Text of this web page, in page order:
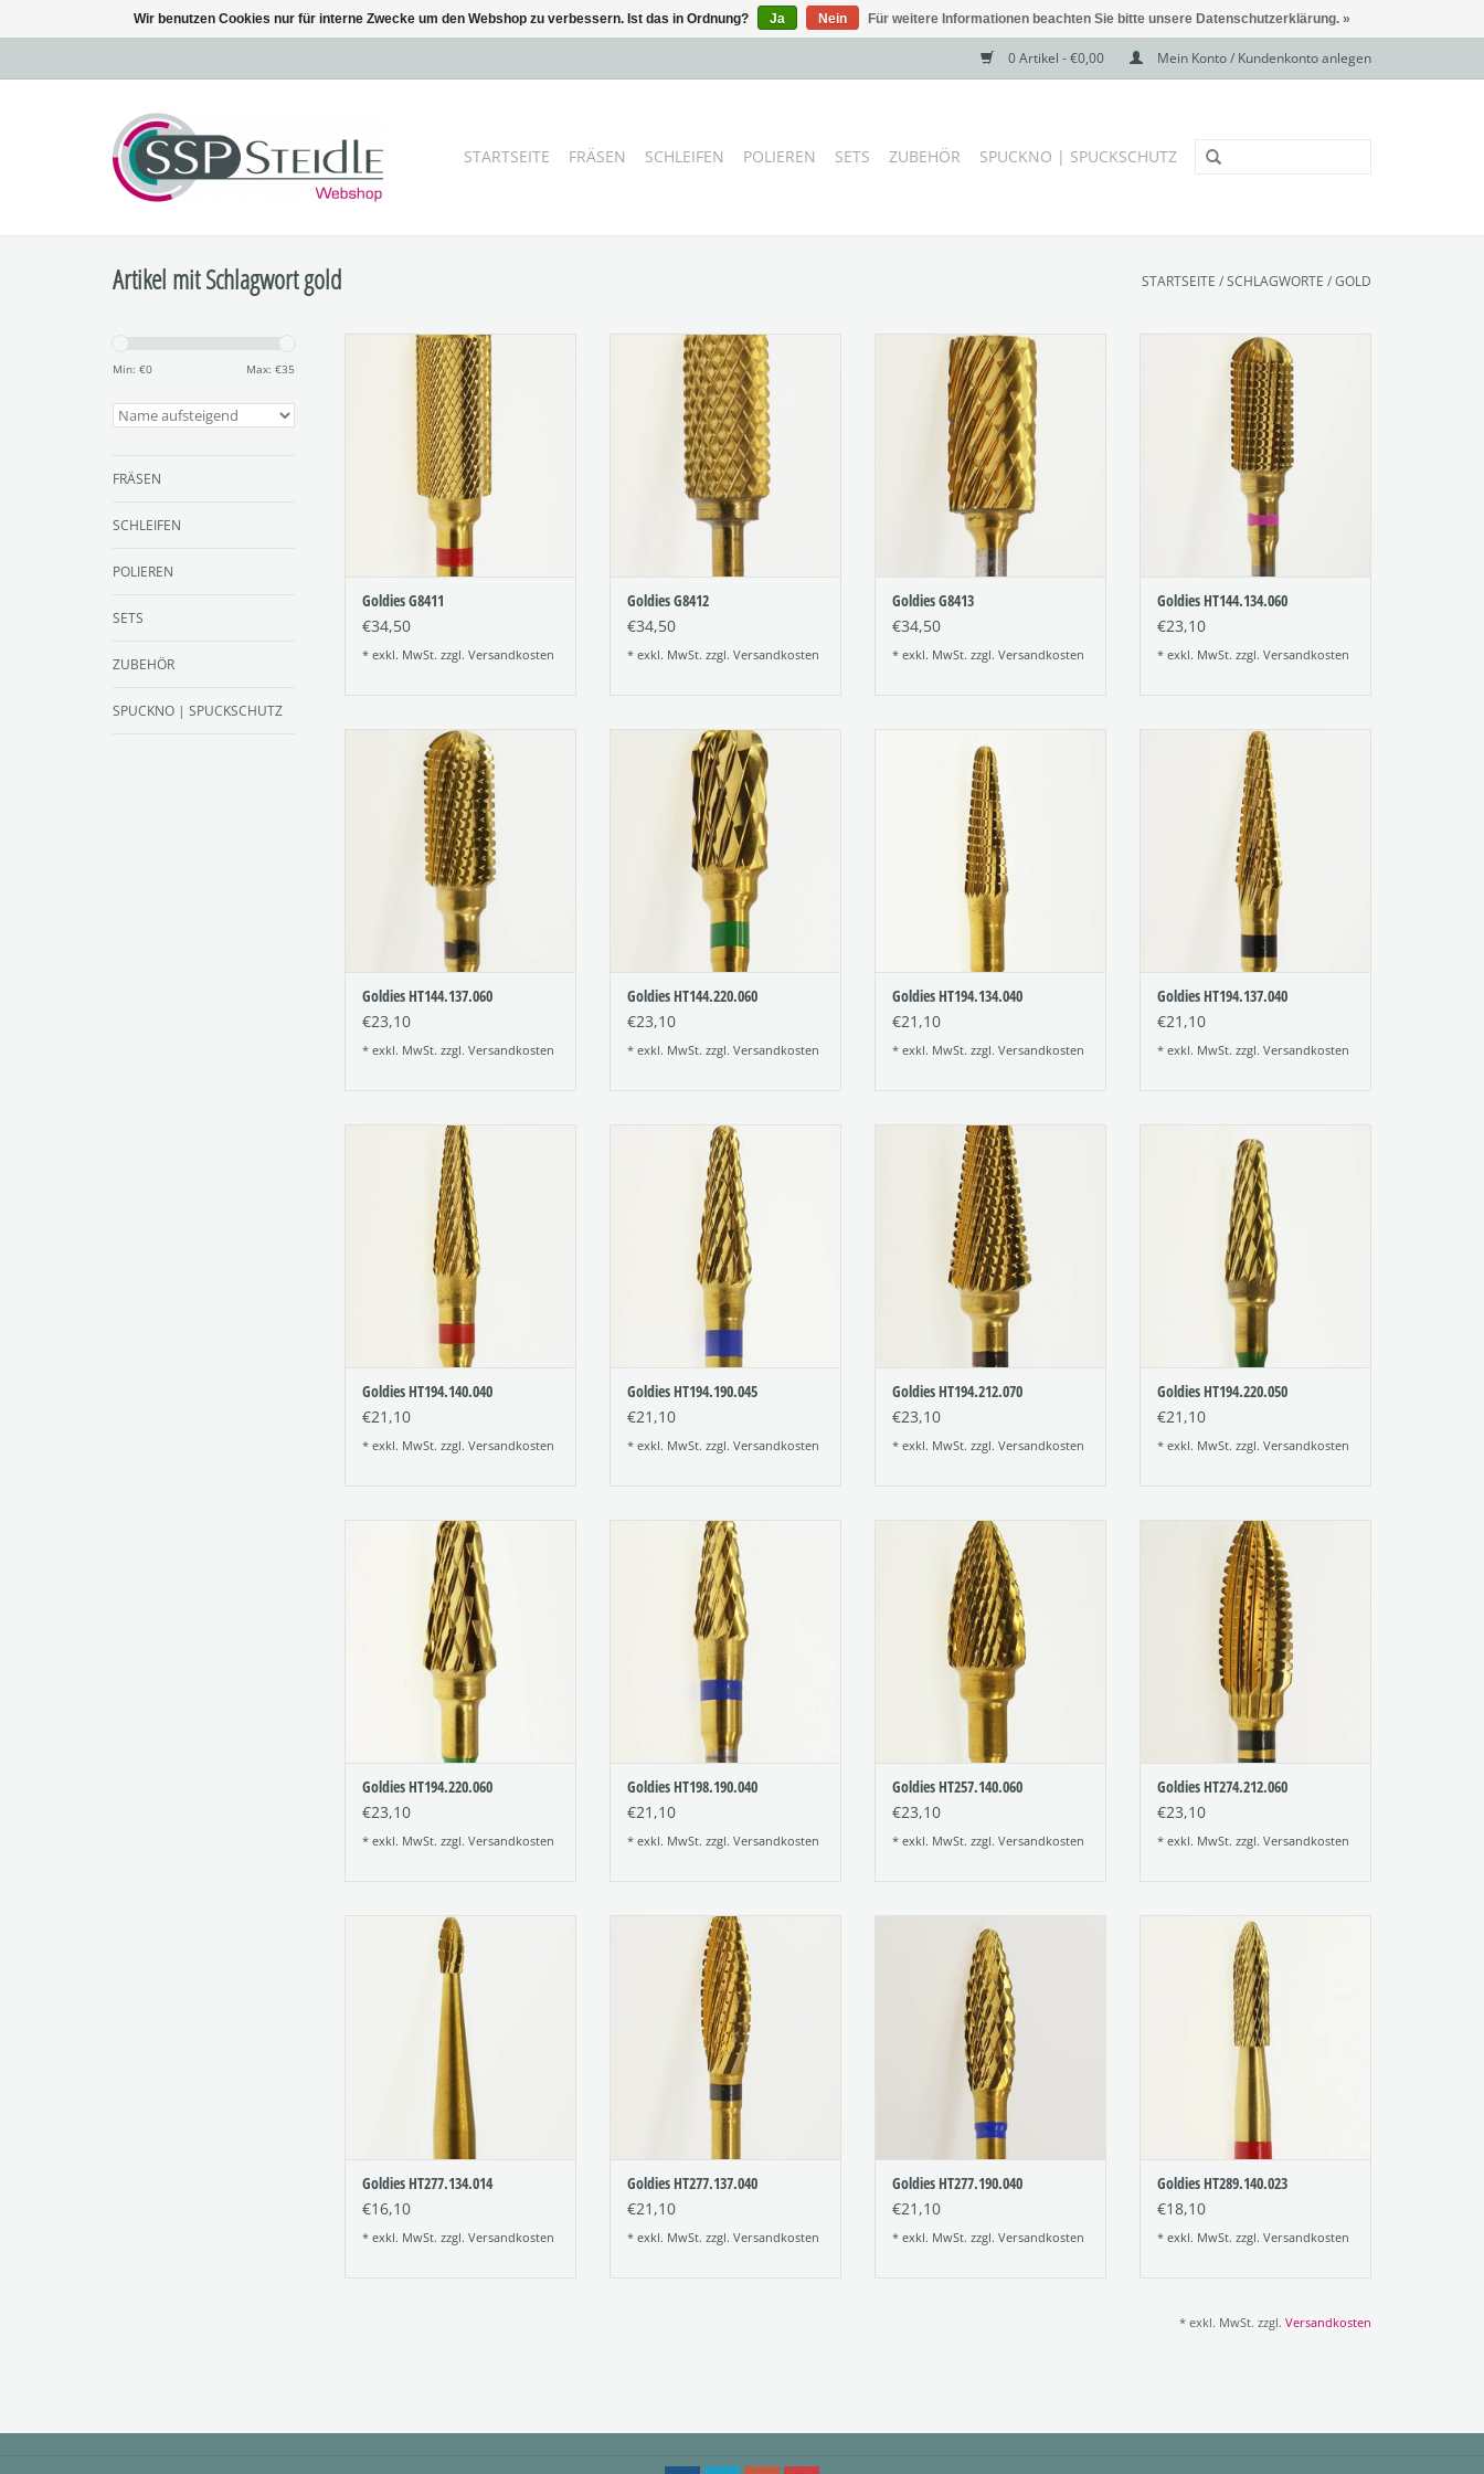
0 Artikel - €0,00 Mein Konto / Kundenkonto anlegen
STARTSEITE FRÄSEN SCHLEIFEN POLIEREN SETS ZUBEHÖR SPUCKNO | SPUCKSCHUTZ
Artikel mit Schlagwort gold STARTSEITE /SCHLAGWORTE /GOLD
Min: €0 Max: €35
FRÄSEN
SCHLEIFEN
POLIEREN
SETS
ZUBEHÖR
SPUCKNO | SPUCKSCHUTZ
Titannitrid beschichteter
Hartmetallfräser (Goldies oder
TiN-Fräser)
Figur: G8411
Verzahnung: fein
ZUM WARENKORB HINZUFÜGEN
Goldies G8411
€34,50
* exkl. MwSt. zzgl. Versandkosten
Titannitrid beschichteter
Hartmetallfräser (Goldies oder
TiN-Fräser)
Figur: G8412
Verzahnung: mittel
ZUM WARENKORB HINZUFÜGEN
Goldies G8412
€34,50
* exkl. MwSt. zzgl. Versandkosten
Titannitrid beschichteter
Hartmetallfräser (Goldies oder
TiN-Fräser)
Figur: G8413
Verzahnung: grob
ZUM WARENKORB HINZUFÜGEN
Goldies G8413
€34,50
* exkl. MwSt. zzgl. Versandkosten
Titannitrid beschichteter
Hartmetallfräser (Goldies oder
TiN-Fräser)
Figur: 144
Verzahnung: 134
Größe: 060
ZUM WARENKORB HINZUFÜGEN
Goldies HT144.134.060
€23,10
* exkl. MwSt. zzgl. Versandkosten
Titannitrid beschichteter
Hartmetallfräser (Goldies oder
TiN-Fräser)
Figur: 144
Verzahnung: 137
Größe: 060
ZUM WARENKORB HINZUFÜGEN
Goldies HT144.137.060
€23,10
* exkl. MwSt. zzgl. Versandkosten
Titannitrid beschichteter
Hartmetallfräser (Goldies oder
TiN-Fräser)
Figur:144
Verzahnung: 220
Größe: 060
ZUM WARENKORB HINZUFÜGEN
Goldies HT144.220.060
€23,10
* exkl. MwSt. zzgl. Versandkosten
Hartmetallfräser (Goldies oder
TiN-Fräser)
Figur: 194
Verzahnung: 134
Größe: 040
ZUM WARENKORB HINZUFÜGEN
Goldies HT194.134.040
€21,10
* exkl. MwSt. zzgl. Versandkosten
Titannitrid beschichteter
Hartmetallfräser (Goldies oder
TiN-Fräser)
Figur: 194
Verzahnung: 137
Größe: 040
ZUM WARENKORB HINZUFÜGEN
Goldies HT194.137.040
€21,10
* exkl. MwSt. zzgl. Versandkosten
Titannitrid beschichteter
Hartmetallfräser (Goldies oder
TiN-Fräser)
Figur: 194
Verzahnung: 140
Größe: 040
ZUM WARENKORB HINZUFÜGEN
Goldies HT194.140.040
€21,10
* exkl. MwSt. zzgl. Versandkosten
Titannitrid beschichteter
Hartmetallfräser (Goldies oder
TiN-Fräser)
Figur: 194
Verzahnung: 190
Größe: 045
ZUM WARENKORB HINZUFÜGEN
Goldies HT194.190.045
€21,10
* exkl. MwSt. zzgl. Versandkosten
Titannitrid beschichteter
Hartmetallfräser (Goldies oder
TiN-Fräser)
Figur: 194
Verzahnung: 212
Größe: 070
ZUM WARENKORB HINZUFÜGEN
Goldies HT194.212.070
€23,10
* exkl. MwSt. zzgl. Versandkosten
Titannitrid beschichteter
Hartmetallfräser (Goldies oder
TiN-Fräser)
Figur: 194
Verzahnung: 220
Größe: 050
ZUM WARENKORB HINZUFÜGEN
Goldies HT194.220.050
€21,10
* exkl. MwSt. zzgl. Versandkosten
Titannitrid beschichteter
Hartmetallfräser (Goldies oder
TiN-Fräser)
Figur: 194
Verzahnung: 220
Größe: 060
ZUM WARENKORB HINZUFÜGEN
Goldies HT194.220.060
€23,10
* exkl. MwSt. zzgl. Versandkosten
Titannitrid beschichteter
Hartmetallfräser (Goldies oder
TiN-Fräser)
Figur: 198
Verzahnung: 190
Größe: 040
ZUM WARENKORB HINZUFÜGEN
Goldies HT198.190.040
€21,10
* exkl. MwSt. zzgl. Versandkosten
Titannitrid beschichteter
Hartmetallfräser (Goldies oder
TiN-Fräser)
Figur: 257
Verzahnung: 140
Größe: 060
ZUM WARENKORB HINZUFÜGEN
Goldies HT257.140.060
€23,10
* exkl. MwSt. zzgl. Versandkosten
Titannitrid beschichteter
Hartmetallfräser (Goldies oder
TiN-Fräser)
Figur: 274
Verzahnung: 212
Größe: 060
ZUM WARENKORB HINZUFÜGEN
Goldies HT274.212.060
€23,10
* exkl. MwSt. zzgl. Versandkosten
Titannitrid beschichteter
Hartmetallfräser (Goldies oder
TiN-Fräser)
Figur: 277
Verzahnung: 134
Größe: 014
ZUM WARENKORB HINZUFÜGEN
Goldies HT277.134.014
€16,10
* exkl. MwSt. zzgl. Versandkosten
Titannitrid beschichteter
Hartmetallfräser (Goldies oder
TiN-Fräser)
Figur: 277
Verzahnung: 137
Größe: 040
ZUM WARENKORB HINZUFÜGEN
Goldies HT277.137.040
€21,10
* exkl. MwSt. zzgl. Versandkosten
Titannitrid beschichteter
Hartmetallfräser (Goldies oder
TiN-Fräser)
Figur: 277
Verzahnung: 190
Größe: 040
ZUM WARENKORB HINZUFÜGEN
Goldies HT277.190.040
€21,10
* exkl. MwSt. zzgl. Versandkosten
Titannitrid beschichteter
Hartmetallfräser (Goldies oder
TiN-Fräser)
Figur: 289
Verzahnung: 140
Größe: 023
ZUM WARENKORB HINZUFÜGEN
Goldies HT289.140.023
€18,10
* exkl. MwSt. zzgl. Versandkosten
* exkl. MwSt. zzgl. Versandkosten
Wir benutzen Cookies nur für interne Zwecke um den Webshop zu verbessern. Ist das in Ordnung? Ja Nein Für weitere Informationen beachten Sie bitte unsere Datenschutzerklärung. »